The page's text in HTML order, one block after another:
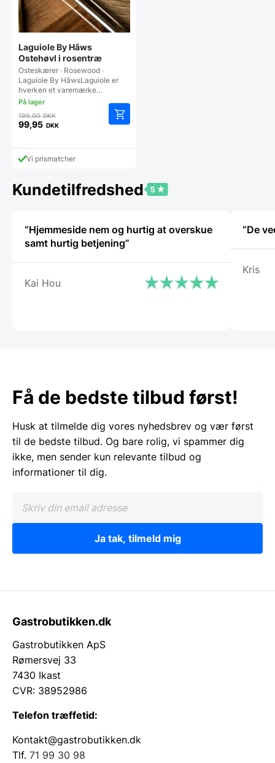
Laguiole By Hâws
Ostehøvl i rosentræ
Osteskærer · Rosewood ·
Laguiole By HâwsLaguiole er
hverken et varemærke…
199,00DKKDen
oprindelige
var:
199,00 DKK.
99,95 DKK
aktuelle
prisVi prismatcher
Kundetilfredshed
“Hjemmeside nem og hurtig at overskue
samt hurtig betjening”
Kai Hou
“De
Kris
Få de bedste tilbud først!
Husk at tilmelde dig vores nyhedsbrev og vær først
til de bedste tilbud. Og bare rolig, vi spammer dig
ikke, men sender kun relevante tilbud og
informationer til dig.
Ja tak, tilmeld mig
Gastrobutikken.dk
Gastrobutikken ApS
Rømersvej 33
7430 Ikast
CVR: 38952986
Telefon træffetid:
Kontakt@gastrobutikken.dk
Tlf. 71 99 30 98